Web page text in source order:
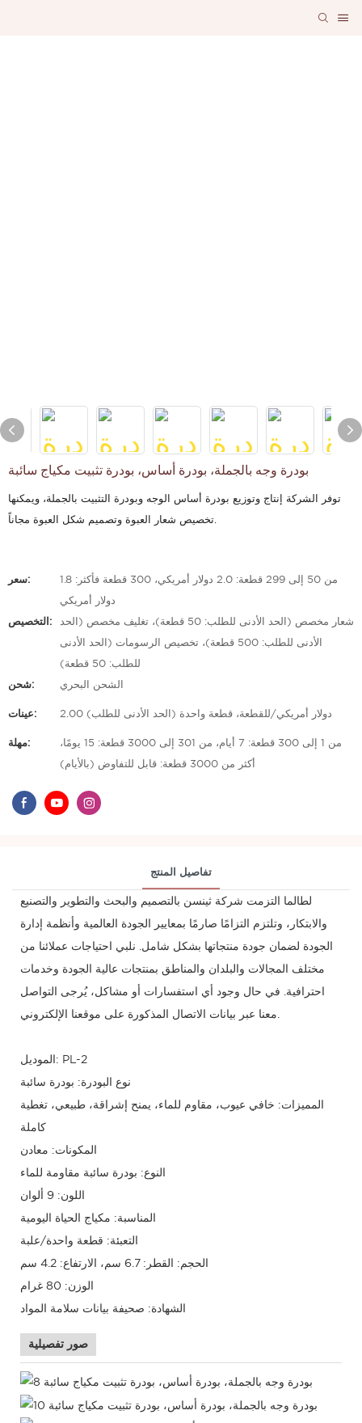
بودرة وجه بالجملة، بودرة أساس، بودرة تثبيت مكياج سائبة
توفر الشركة إنتاج وتوزيع بودرة أساس الوجه وبودرة التثبيت بالجملة، ويمكنها
سعر: من 50 إلى 299 قطعة: 2.0 دولار أمريكي، 300 قطعة فأكثر: 1.8
دولار أمريكي
التخصيص: شعار مخصص (الحد الأدنى للطلب: 50 قطعة)، تغليف مخصص (الحد
الأدنى للطلب: 500 قطعة)، تخصيص الرسومات (الحد الأدنى
للطلب: 50 قطعة)
شحن: الشحن البحري
عينات: 2.00 دولار أمريكي/للقطعة، قطعة واحدة (الحد الأدنى للطلب)
مهلة: من 1 إلى 300 قطعة: 7 أيام، من 301 إلى 3000 قطعة: 15 يومًا،
أكثر من 3000 قطعة: قابل للتفاوض (بالأيام)
تفاصيل المنتج
لطالما التزمت شركة ثينسن بالتصميم والبحث والتطوير والتصنيع
والابتكار، وتلتزم التزامًا صارمًا بمعايير الجودة العالمية وأنظمة إدارة
الجودة لضمان جودة منتجاتها بشكل شامل. نلبي احتياجات عملائنا من
مختلف المجالات والبلدان والمناطق بمنتجات عالية الجودة وخدمات
احترافية. في حال وجود أي استفسارات أو مشاكل، يُرجى التواصل
الموديل: PL-2
نوع البودرة: بودرة سائبة
المميزات: خافي عيوب، مقاوم للماء، يمنح إشراقة، طبيعي، تغطية
كاملة
المكونات: معادن
النوع: بودرة سائبة مقاومة للماء
اللون: 9 ألوان
المناسبة: مكياج الحياة اليومية
التعبئة: قطعة واحدة/علبة
الحجم: القطر: 6.7 سم، الارتفاع: 4.2 سم
الوزن: 80 غرام
الشهادة: صحيفة بيانات سلامة المواد
صور تفصيلية